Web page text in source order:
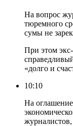
На вопрос
тюремного
сумы не
При этом
«долго и
10:10
На